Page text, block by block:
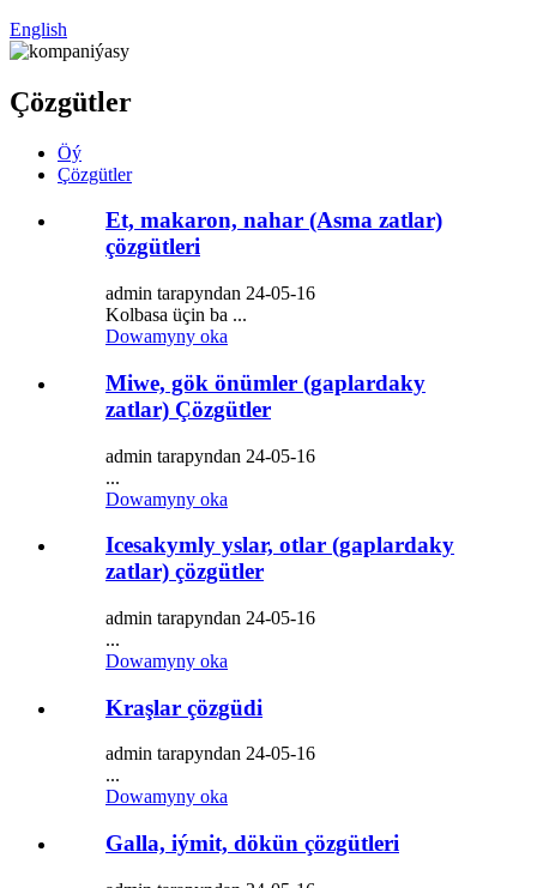
English
Çözgütler
Öý
Çözgütler
Et, makaron, nahar (Asma zatlar)
çözgütleri
admin tarapyndan 24-05-16
Kolbasa üçin ba ...
Dowamyny oka
Miwe, gök önümler (gaplardaky
zatlar) Çözgütler
admin tarapyndan 24-05-16
...
Dowamyny oka
Icesakymly yslar, otlar (gaplardaky
zatlar) çözgütler
admin tarapyndan 24-05-16
...
Dowamyny oka
Kraşlar çözgüdi
admin tarapyndan 24-05-16
...
Dowamyny oka
Galla, iýmit, dökün çözgütleri